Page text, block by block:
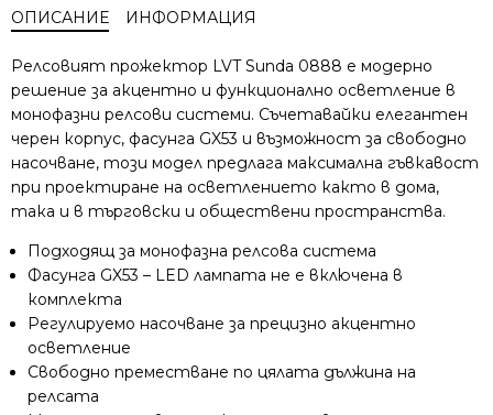
LVT
0888
GX53
черен
за
монофазна
релсова
система
ОПИСАНИЕ ИНФОРМАЦИЯ
Релсовият прожектор LVT Sunda 0888 е модерно
решение за акцентно и функционално осветление в
монофазни релсови системи. Съчетавайки елегантен
черен корпус, фасунга GX53 и възможност за свободно
насочване, този модел предлага максимална гъвкавост
при проектиране на осветлението както в дома,
така и в търговски и обществени пространства.
Подходящ за монофазна релсова система
Фасунга GX53 – LED лампата не е включена в
комплекта
Регулируемо насочване за прецизно акцентно
осветление
Свободно преместване по цялата дължина на
релсата